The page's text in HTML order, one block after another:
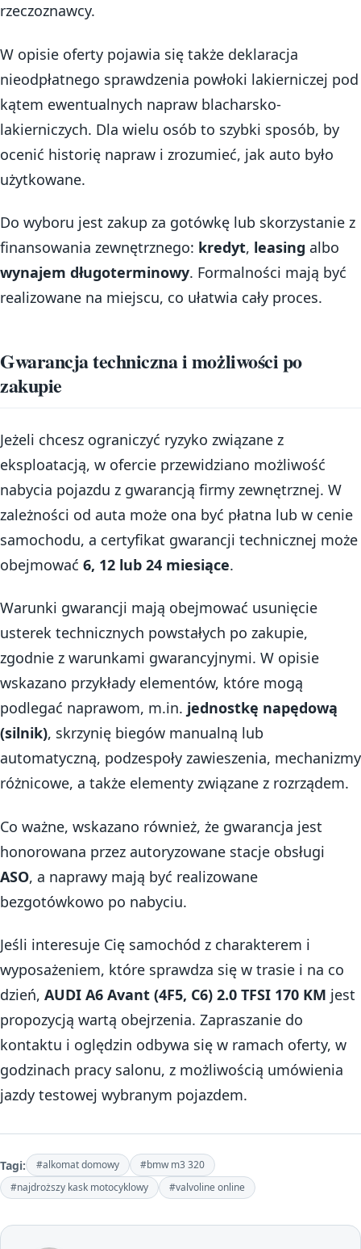
rzeczoznawcy.
W opisie oferty pojawia się także deklaracja
nieodpłatnego sprawdzenia powłoki lakierniczej pod
kątem ewentualnych napraw blacharsko-
lakierniczych. Dla wielu osób to szybki sposób, by
ocenić historię napraw i zrozumieć, jak auto było
użytkowane.
Do wyboru jest zakup za gotówkę lub skorzystanie z
finansowania zewnętrznego: kredyt, leasing albo
wynajem długoterminowy. Formalności mają być
realizowane na miejscu, co ułatwia cały proces.
Gwarancja techniczna i możliwości po
zakupie
Jeżeli chcesz ograniczyć ryzyko związane z
eksploatacją, w ofercie przewidziano możliwość
nabycia pojazdu z gwarancją firmy zewnętrznej. W
zależności od auta może ona być płatna lub w cenie
samochodu, a certyfikat gwarancji technicznej może
obejmować 6, 12 lub 24 miesiące.
Warunki gwarancji mają obejmować usunięcie
usterek technicznych powstałych po zakupie,
zgodnie z warunkami gwarancyjnymi. W opisie
wskazano przykłady elementów, które mogą
podlegać naprawom, m.in. jednostkę napędową
(silnik), skrzynię biegów manualną lub
automatyczną, podzespoły zawieszenia, mechanizmy
różnicowe, a także elementy związane z rozrządem.
Co ważne, wskazano również, że gwarancja jest
honorowana przez autoryzowane stacje obsługi
ASO, a naprawy mają być realizowane
bezgotówkowo po nabyciu.
Jeśli interesuje Cię samochód z charakterem i
wyposażeniem, które sprawdza się w trasie i na co
dzień, AUDI A6 Avant (4F5, C6) 2.0 TFSI 170 KM jest
propozycją wartą obejrzenia. Zapraszanie do
kontaktu i oględzin odbywa się w ramach oferty, w
godzinach pracy salonu, z możliwością umówienia
jazdy testowej wybranym pojazdem.
Tagi: #alkomat domowy
#bmw m3 320
#najdroższy kask motocyklowy
#valvoline online